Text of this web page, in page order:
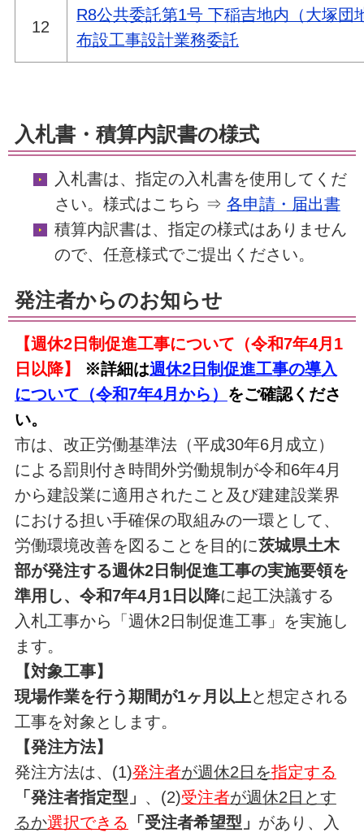
12
R8公共委託第1号 下稲吉地内（大塚団
布設工事設計業務委託
入札書・積算内訳書の様式
入札書は、指定の入札書を使用してくだ
さい。様式はこちら ⇒ 各申請・届出書
積算内訳書は、指定の様式はありません
ので、任意様式でご提出ください。
発注者からのお知らせ
【週休2日制促進工事について（令和7年4月1
日以降】
※詳細は週休2日制促進工事の導入
について（令和7年4月から） をご確認くださ
い。
市は、改正労働基準法（平成30年6月成立）
による罰則付き時間外労働規制が令和6年4月
から建設業に適用されたこと及び建建設業界
における担い手確保の取組みの一環として、
労働環境改善を図ることを目的に茨城県土木
部が発注する週休2日制促進工事の実施要領を
準用し、令和7年4月1日以降に起工決議する
入札工事から「週休2日制促進工事」を実施し
ます。
【対象工事】
現場作業を行う期間が1ヶ月以上と想定される
工事を対象とします。
【発注方法】
発注方法は、(1)発注者が週休2日を指定する
「発注者指定型」 、(2)受注者が週休2日とす
るか選択できる 「受注者希望型」 があり、入